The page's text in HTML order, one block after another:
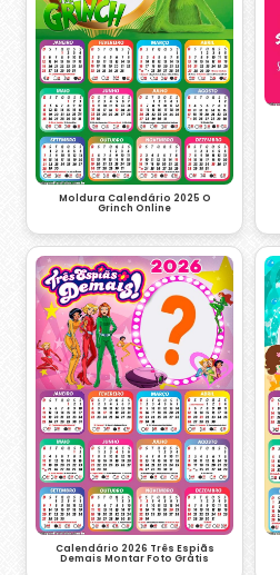
Moldura Calendário 2025 O
Grinch Online
Calendário 2026 Três Espiãs
Demais Montar Foto Grátis